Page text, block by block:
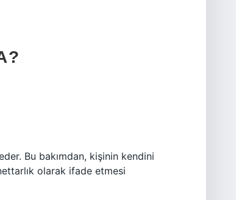
Bu bakımdan, kişinin kendini
olarak ifade etmesi